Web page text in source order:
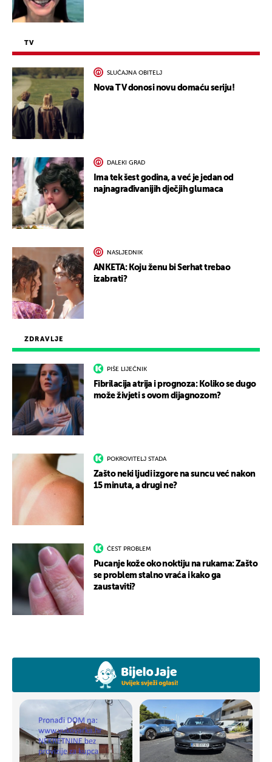
ZDRAVLJE
PIŠE LIJEČNIK
Fibrilacija atrija i prognoza: Koliko se dugo
može živjeti s ovom dijagnozom?
POKROVITELJ STADA
Zašto neki ljudi izgore na suncu već nakon
15 minuta, a drugi ne?
ČEST PROBLEM
Pucanje kože oko noktiju na rukama: Zašto
se problem stalno vraća i kako ga
zaustaviti?
TV
SLUČAJNA OBITELJ
Nova TV donosi novu domaću seriju!
DALEKI GRAD
Ima tek šest godina, a već je jedan od
najnagrađivanijih dječjih glumaca
NASLJEDNIK
ANKETA: Koju ženu bi Serhat trebao
izabrati?